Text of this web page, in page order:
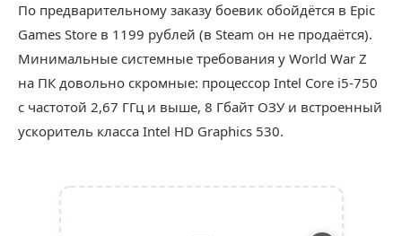
По предварительному заказу боевик обойдётся в Epic
Games Store в 1199 рублей (в Steam он не продаётся).
Минимальные системные требования у World War Z
на ПК довольно скромные: процессор Intel Core i5-750
с частотой 2,67 ГГц и выше, 8 Гбайт ОЗУ и встроенный
ускоритель класса Intel HD Graphics 530.